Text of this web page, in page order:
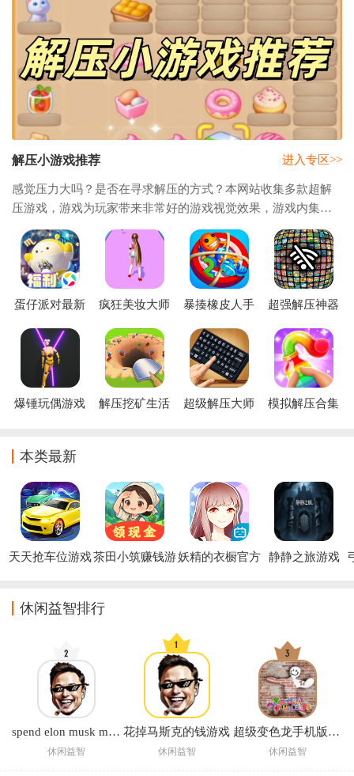
解压小游戏推荐
感觉压力大吗？是否在寻求解压的方式？本网站收集多款超解
压游戏，游戏为玩家带来非常好的游戏视觉效果，游戏内集合
了超多可以让人轻松解压的小游戏，将堆积在一起的木块掀起
的游戏、转动齿轮的游戏、五个吊起的小球
进入专区>>
蛋仔派对最新
疯狂美妆大师
暴揍橡皮人手
超强解压神器
爆锤玩偶游戏
解压挖矿生活
超级解压大师
模拟解压合集
本类最新
天天抢车位游戏茶田小筑赚钱游妖精的衣橱官方
静静之旅游戏
休闲益智排行
spend elon musk money中文版下载(花掉马斯克的钱)
休闲益智
花掉马斯克的钱游戏
休闲益智
超级变色龙手机版正版
休闲益智